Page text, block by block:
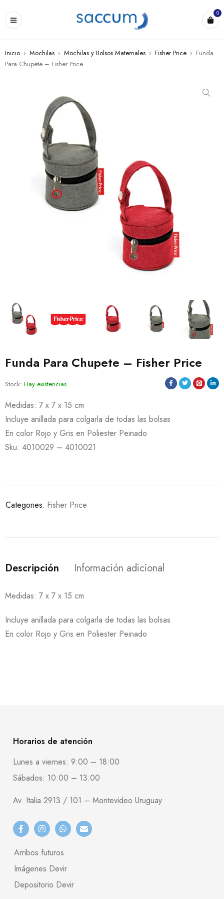
0
Inicio › Mochilas › Mochilas y Bolsos Maternales › Fisher Price › Funda
Para Chupete – Fisher Price
Funda Para Chupete – Fisher Price
Stock: Hay existencias
Medidas: 7 x 7 x 15 cm
Incluye anillada para colgarla de todas las bolsas
En color Rojo y Gris en Poliester Peinado
Sku: 4010029 – 4010021
Categories: Fisher Price
Descripción Información adicional
Medidas: 7 x 7 x 15 cm
Incluye anillada para colgarla de todas las bolsas
En color Rojo y Gris en Poliester Peinado
Horarios de atención
Lunes a viernes: 9:00 – 18:00
Sábados: 10:00 – 13:00
Av. Italia 2913 / 101 – Montevideo Uruguay
Arribos futuros
Imágenes Devir
Depositorio Devir